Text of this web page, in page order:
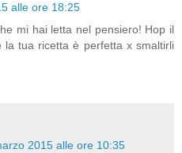
alle ore 18:25
mi hai letta nel pensiero! Hop il
la tua ricetta è perfetta x smaltirli
2015 alle ore 10:35